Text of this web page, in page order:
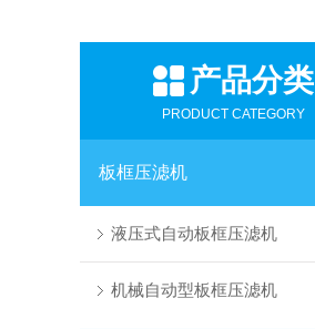
产品分类
PRODUCT CATEGORY
板框压滤机
液压式自动板框压滤机
机械自动型板框压滤机